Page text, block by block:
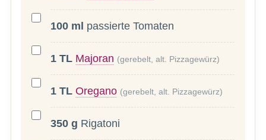
100 ml passierte Tomaten
1 TL Majoran (gerebelt, alt. Pizzagewürz)
1 TL Oregano (gerebelt, alt. Pizzagewürz)
350 g Rigatoni